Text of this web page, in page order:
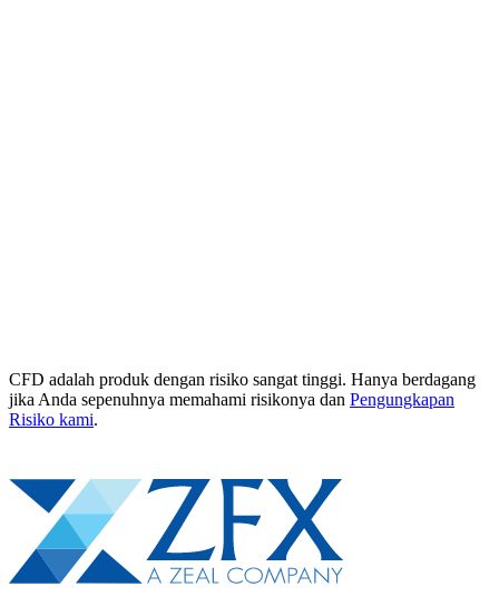
CFD adalah produk dengan risiko sangat tinggi. Hanya berdagang
jika Anda sepenuhnya memahami risikonya dan Pengungkapan
Risiko kami.